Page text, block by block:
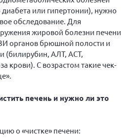
или гипертонии), нужно
обследование. Для
жировой болезни печени
органов брюшной полости и
(билирубин, АЛТ, АСТ,
крови). С возрастом такие чек-
печень и нужно ли это
о «чистке» печени: